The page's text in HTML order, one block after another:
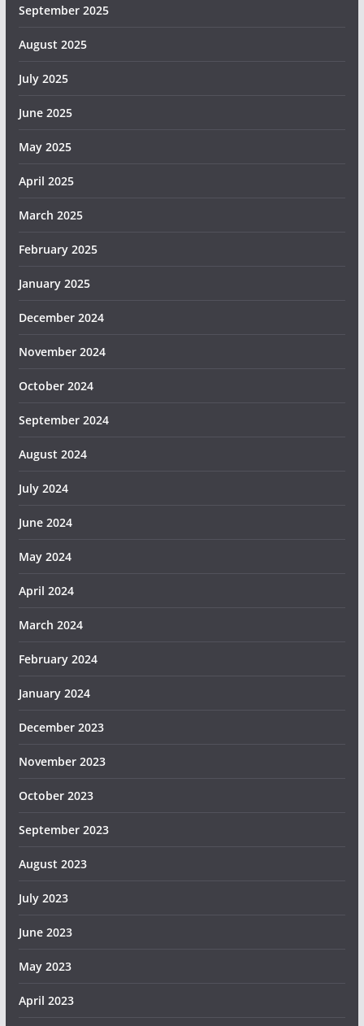
September 2025
August 2025
July 2025
June 2025
May 2025
April 2025
March 2025
February 2025
January 2025
December 2024
November 2024
October 2024
September 2024
August 2024
July 2024
June 2024
May 2024
April 2024
March 2024
February 2024
January 2024
December 2023
November 2023
October 2023
September 2023
August 2023
July 2023
June 2023
May 2023
April 2023